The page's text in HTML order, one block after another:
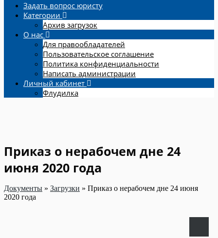
Задать вопрос юристу
Категории
Архив загрузок
О нас
Для правообладателей
Пользовательское соглашение
Политика конфиденциальности
Написать администрации
Личный кабинет
Флудилка
Приказ о нерабочем дне 24
июня 2020 года
Документы » Загрузки » Приказ о нерабочем дне 24 июня
2020 года